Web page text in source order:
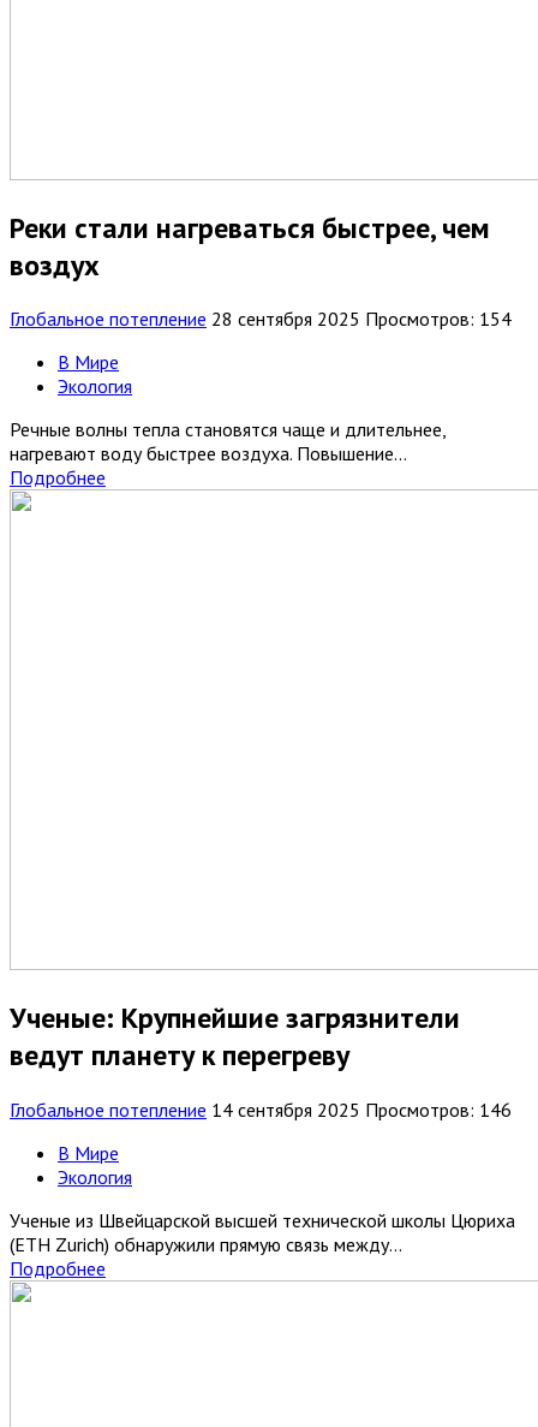
Реки стали нагреваться быстрее, чем
воздух
Глобальное потепление 28 сентября 2025 Просмотров: 154
В Мире
Экология
Речные волны тепла становятся чаще и длительнее,
нагревают воду быстрее воздуха. Повышение...
Подробнее
Ученые: Крупнейшие загрязнители
ведут планету к перегреву
Глобальное потепление 14 сентября 2025 Просмотров: 146
В Мире
Экология
Ученые из Швейцарской высшей технической школы Цюриха
(ETH Zurich) обнаружили прямую связь между...
Подробнее